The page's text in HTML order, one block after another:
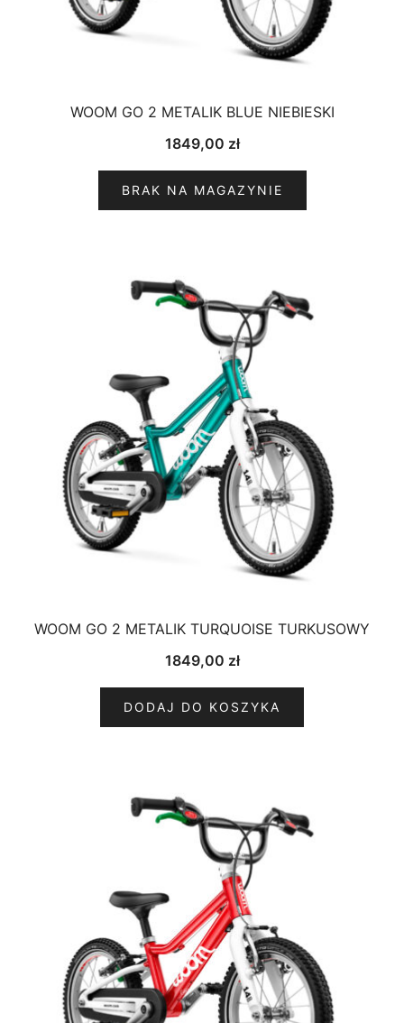
WOOM GO 2 METALIK BLUE NIEBIESKI
1849,00 zł
BRAK NA MAGAZYNIE
WOOM GO 2 METALIK TURQUOISE TURKUSOWY
1849,00 zł
DODAJ DO KOSZYKA